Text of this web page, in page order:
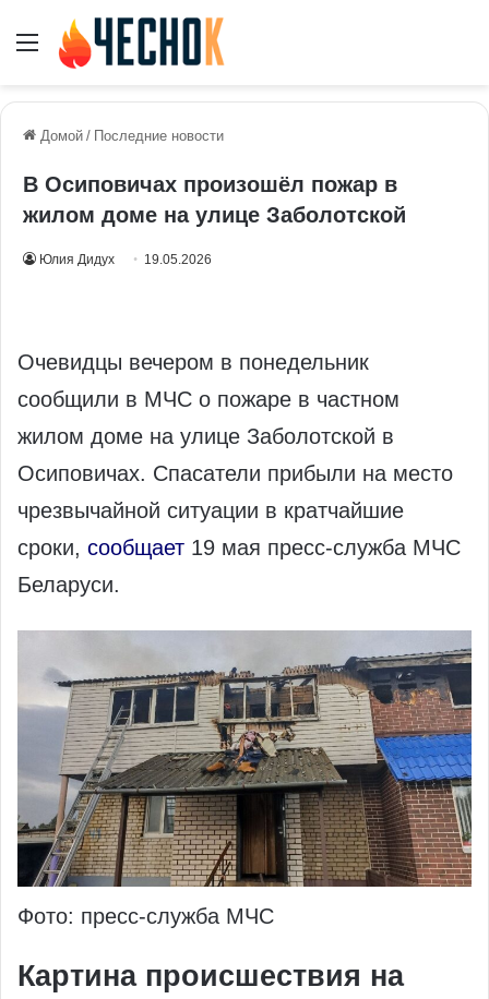
Меню
Домой / Последние новости
В Осиповичах произошёл пожар в
жилом доме на улице Заболотской
Юлия Дидух 19.05.2026
Очевидцы вечером в понедельник
сообщили в МЧС о пожаре в частном
жилом доме на улице Заболотской в
Осиповичах. Спасатели прибыли на место
чрезвычайной ситуации в кратчайшие
сроки, сообщает 19 мая пресс-служба МЧС
Беларуси.
Фото: пресс-служба МЧС
Картина происшествия на